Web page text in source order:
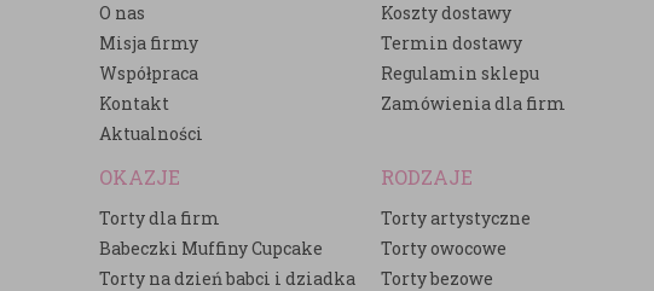
O nas
Misja firmy
Współpraca
Kontakt
Aktualności
Koszty dostawy
Termin dostawy
Regulamin sklepu
Zamówienia dla firm
OKAZJE
Torty dla firm
Babeczki Muffiny Cupcake
Torty na dzień babci i dziadka
RODZAJE
Torty artystyczne
Torty owocowe
Torty bezowe